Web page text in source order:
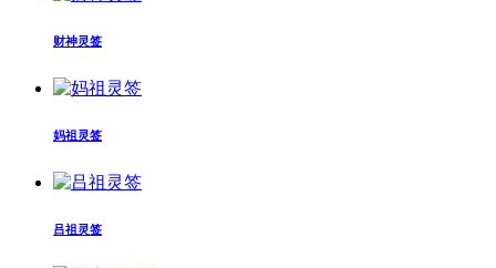
财神灵签
妈祖灵签
吕祖灵签